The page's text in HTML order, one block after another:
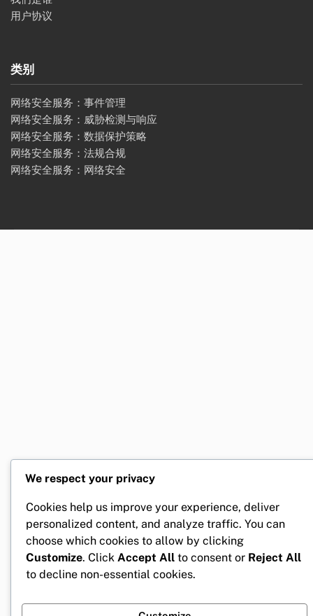
用户协议
类别
网络安全服务：事件管理
网络安全服务：威胁检测与响应
网络安全服务：数据保护策略
网络安全服务：法规合规
网络安全服务：网络安全
We respect your privacy
Cookies help us improve your experience, deliver
personalized content, and analyze traffic. You can
choose which cookies to allow by clicking
Customize. Click Accept All to consent or Reject All
to decline non-essential cookies.